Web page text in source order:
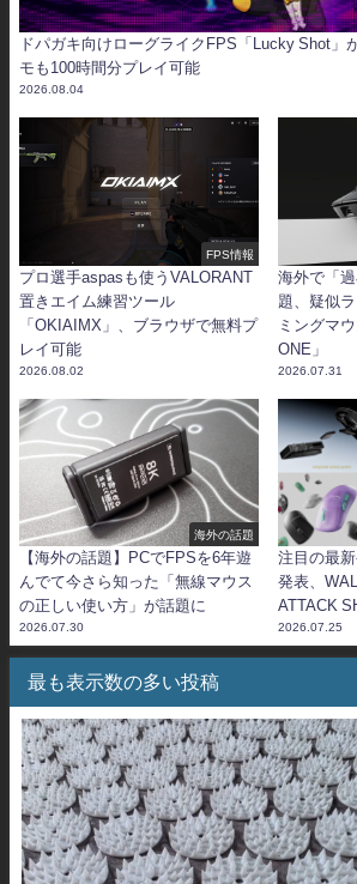
ドパガキ向けローグライクFPS「Lucky Shot」
モも100時間分プレイ可能
2026.08.04
FPS情報
プロ選手aspasも使うVALORANT
置きエイム練習ツール
「OKIAIMX」、ブラウザで無料プ
レイ可能
2026.08.02
海外で「
題、疑似
ミングマ
ONE」
2026.07.31
海外の話題
【海外の話題】PCでFPSを6年遊
んでて今さら知った「無線マウス
の正しい使い方」が話題に
2026.07.30
注目の最
発表、
ATTACK
2026.07.25
最も表示数の多い投稿